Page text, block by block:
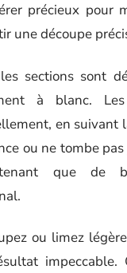
précieux pour
une découpe
sections sont
à blanc.
en suivant
ou ne tombe
que de
ou limez
impeccable.